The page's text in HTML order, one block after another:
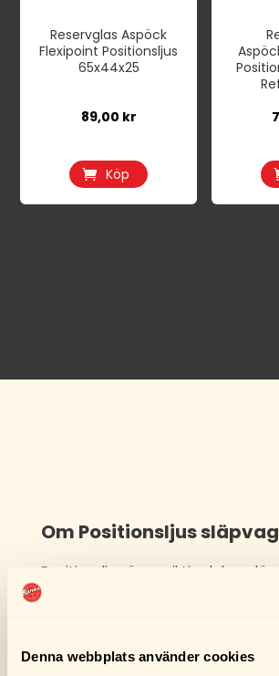
Denna webbplats använder cookies
Reservglas Aspöck
Flexipoint Positionsljus
65x44x25
89,00 kr
Köp
Om Positionsljus
Positionsljus är en viktig del av
belysning och bidrar till att öka
släpvagnar är designade för att
svenska säkerhetskrav och ge en